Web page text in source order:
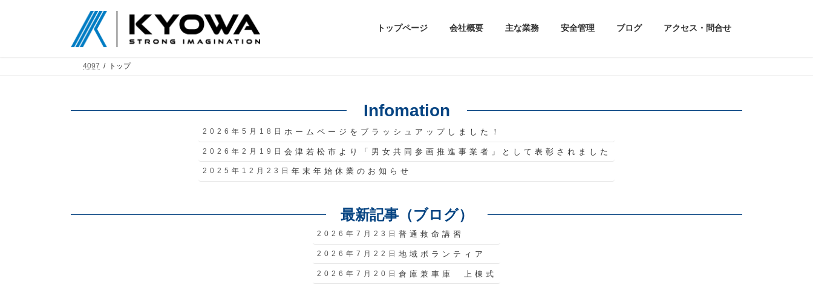
トップページ 会社概要 主な業務 安全管理 ブログ アクセス・問合せ
4097 トップ
Infomation
ホームページをブラッシュアップしました！
2026年5月18日
会津若松市より「男女共同参画推進事業者」として表彰されました
2026年2月19日
年末年始休業のお知らせ
2025年12月23日
最新記事（ブログ）
普通救命講習
2026年7月23日
地域ボランティア
2026年7月22日
倉庫兼車庫 上棟式
2026年7月20日